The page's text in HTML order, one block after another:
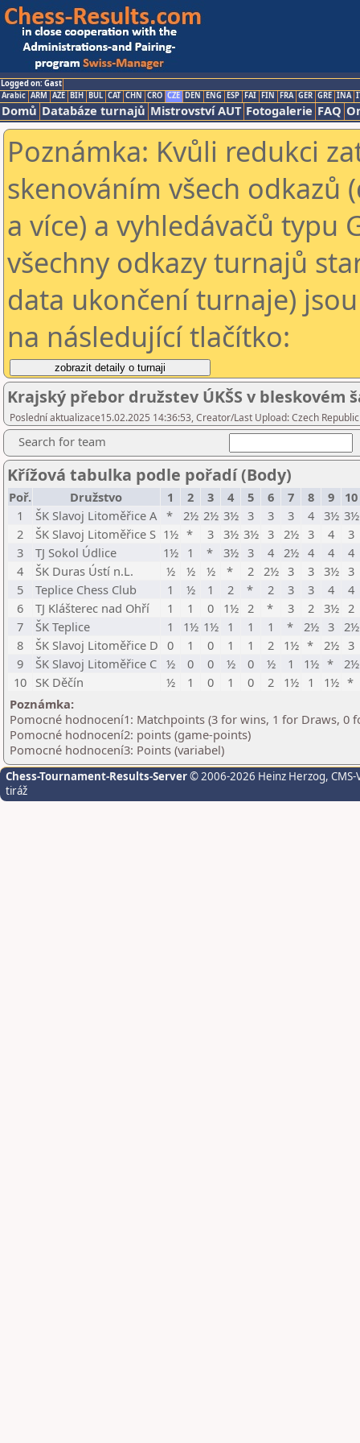
Logged on: Gast
Arabic ARM AZE BIH BUL CAT CHN CRO CZE DEN ENG ESP FAI FIN FRA GER GRE INA
Domů Databáze turnajů Mistrovství AUT Fotogalerie FAQ
Poznámka: Kvůli redukci
skenováním všech odkazů
a více) a vyhledávačů typu
všechny odkazy turnajů
data ukončení turnaje)
na následující tlačítko:
Krajský přebor družstev ÚKŠS v bleskovém
Poslední aktualizace15.02.2025 14:36:53, Creator/Last Upload: Czech
Search for team
Křížová tabulka podle pořadí (Body)
Poř. Družstvo 1 2 3 4 5 6 7 8 9
10
1
ŠK Slavoj Litoměřice A * 2½ 2½ 3½ 3 3 3 4 3½ 3½
2
ŠK Slavoj Litoměřice S 1½ * 3 3½ 3½ 3 2½ 3 4
3
3
TJ Sokol Údlice 1½ 1 * 3½ 3 4 2½ 4 4
4
4
ŠK Duras Ústí n.L. ½ ½ ½ * 2 2½ 3 3 3½ 3
5
Teplice Chess Club 1 ½ 1 2 * 2 3 3 4
4
6
TJ Klášterec nad Ohří 1 1 0 1½ 2 * 3 2 3½ 2
7
ŠK Teplice 1 1½ 1½ 1 1 1 * 2½ 3 2½
8
ŠK Slavoj Litoměřice D 0 1 0 1 1 2 1½ * 2½ 3
9
ŠK Slavoj Litoměřice C ½ 0 0 ½ 0 ½ 1 1½ *
2½
10 SK Děčín ½ 1 0 1 0 2 1½ 1 1½ *
Poznámka:
Pomocné hodnocení1: Matchpoints (3 for wins, 1 for Draws, 0
Pomocné hodnocení2: points (game-points)
Pomocné hodnocení3: Points (variabel)
Chess-Tournament-Results-Server© 2006-2026 Heinz Herzog,
tiráž